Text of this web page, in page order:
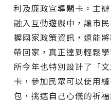
利及廉政宣導關卡。主
融入互動遊戲中，讓市
握國家政策資訊，還能
帶回家，真正達到輕鬆
所今年也特別設計了「
卡，參加民眾可以使用
包，挑選自己心儀的祈